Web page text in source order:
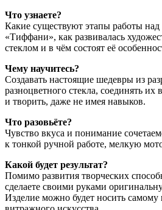
Что узнаете?
Какие существуют этапы работы
«Тиффани», как развивалась
стеклом и в чём состоят её
Чему научитесь?
Создавать настоящие шедевры из
разноцветного стекла, соединять
и творить, даже не имея навыков.
Что разовьёте?
Чувство вкуса и понимание
к тонкой ручной работе, мелкую
Какой будет результат?
Помимо развития творческих
сделаете своими руками
Изделие можно будет носить